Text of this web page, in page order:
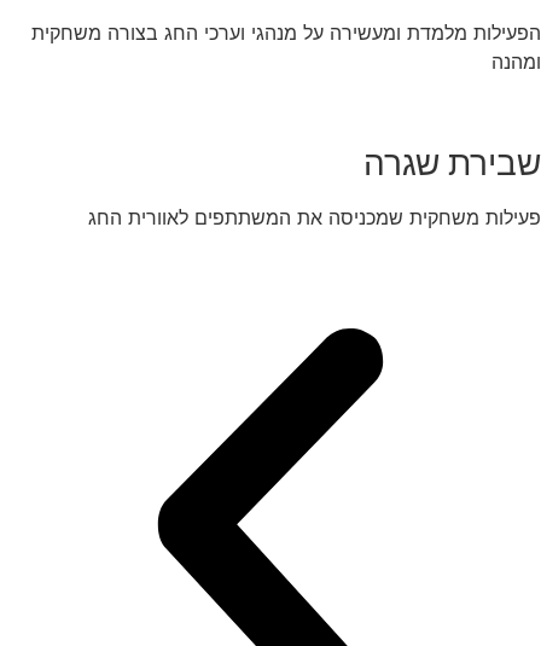
הפעילות מלמדת ומעשירה על מנהגי וערכי החג בצורה משחקית
ומהנה
שבירת שגרה
פעילות משחקית שמכניסה את המשתתפים לאוורית החג